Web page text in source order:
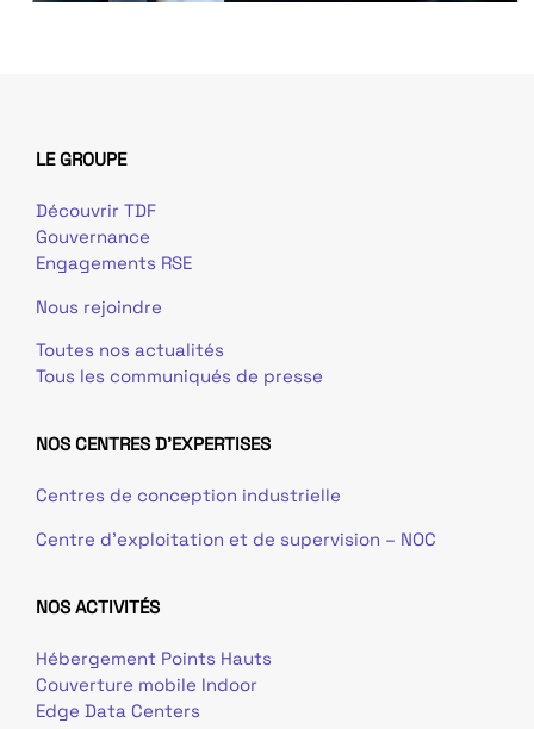
LE GROUPE
Découvrir TDF
Gouvernance
Engagements RSE
Nous rejoindre
Toutes nos actualités
Tous les communiqués de presse
NOS CENTRES D'EXPERTISES
Centres de conception industrielle
Centre d’exploitation et de supervision – NOC
NOS ACTIVITÉS
Hébergement Points Hauts
Couverture mobile Indoor
Edge Data Centers